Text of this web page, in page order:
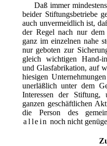
Daß immer
beider Stiftungsbetriebe
auch unvermeidlich ist,
der Regel nach nur dem
ganz im einzelnen nahe
nur geboten zur
gleich wichtigen Hand-
und Glasfabrikation, auf
hiesigen
unerläßlich unter dem
Interessen der
ganzen geschäftlichen
die Person des
allein noch nicht